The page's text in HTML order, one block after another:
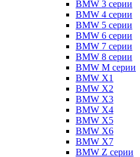
BMW 3 серии
BMW 4 серии
BMW 5 серии
BMW 6 серии
BMW 7 серии
BMW 8 серии
BMW M серии
BMW X1
BMW X2
BMW X3
BMW X4
BMW X5
BMW X6
BMW X7
BMW Z серии